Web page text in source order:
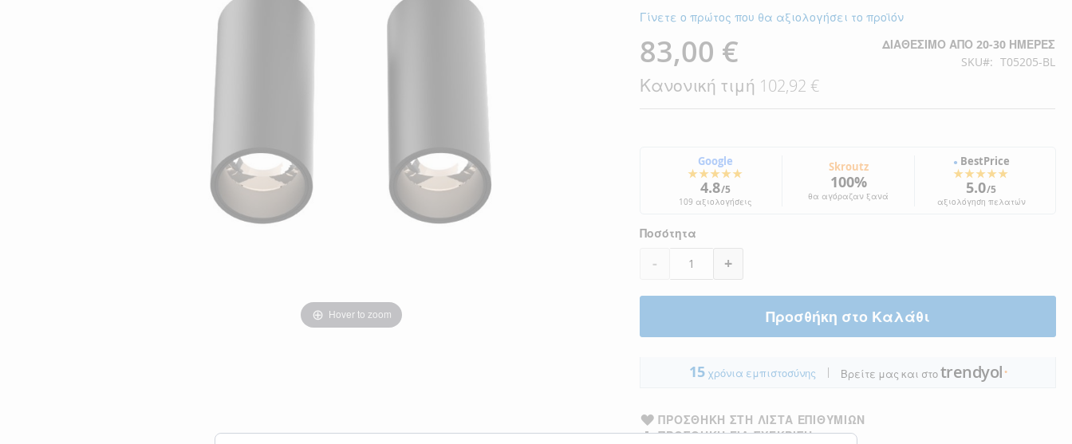
Hover to zoom
Γίνετε ο πρώτος που θα αξιολογήσει το προϊόν
Ειδική
Τιμή
83,00 €
Κανονική τιμή 102,92 €
ΔΙΑΘΈΣΙΜΟ ΑΠΌ 20-30 ΗΜΈΡΕΣ
SKU
T05205-BL
Google
★★★★★
4.8/5
109 αξιολογήσεις
Skroutz
100%
θα αγόραζαν ξανά
● BestPrice
★★★★★
5.0/5
αξιολόγηση πελατών
Ποσότητα
- +
Προσθήκη στο Καλάθι
15χρόνια εμπιστοσύνης | Βρείτε μας και στοtrendyol ●
ΠΡΟΣΘΉΚΗ ΣΤΗ ΛΊΣΤΑ ΕΠΙΘΥΜΙΏΝ
ΠΡΟΣΘΉΚΗ ΓΙΑ ΣΎΓΚΡΙΣΗ